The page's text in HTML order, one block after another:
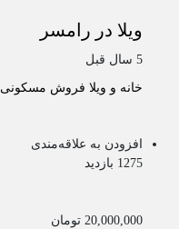
ویلا در رامسر
5 سال قبل
خانه و ویلا فروش مسکونی
افزودن به علاقه‌مندی
1275 بازدید
20,000,000 تومان